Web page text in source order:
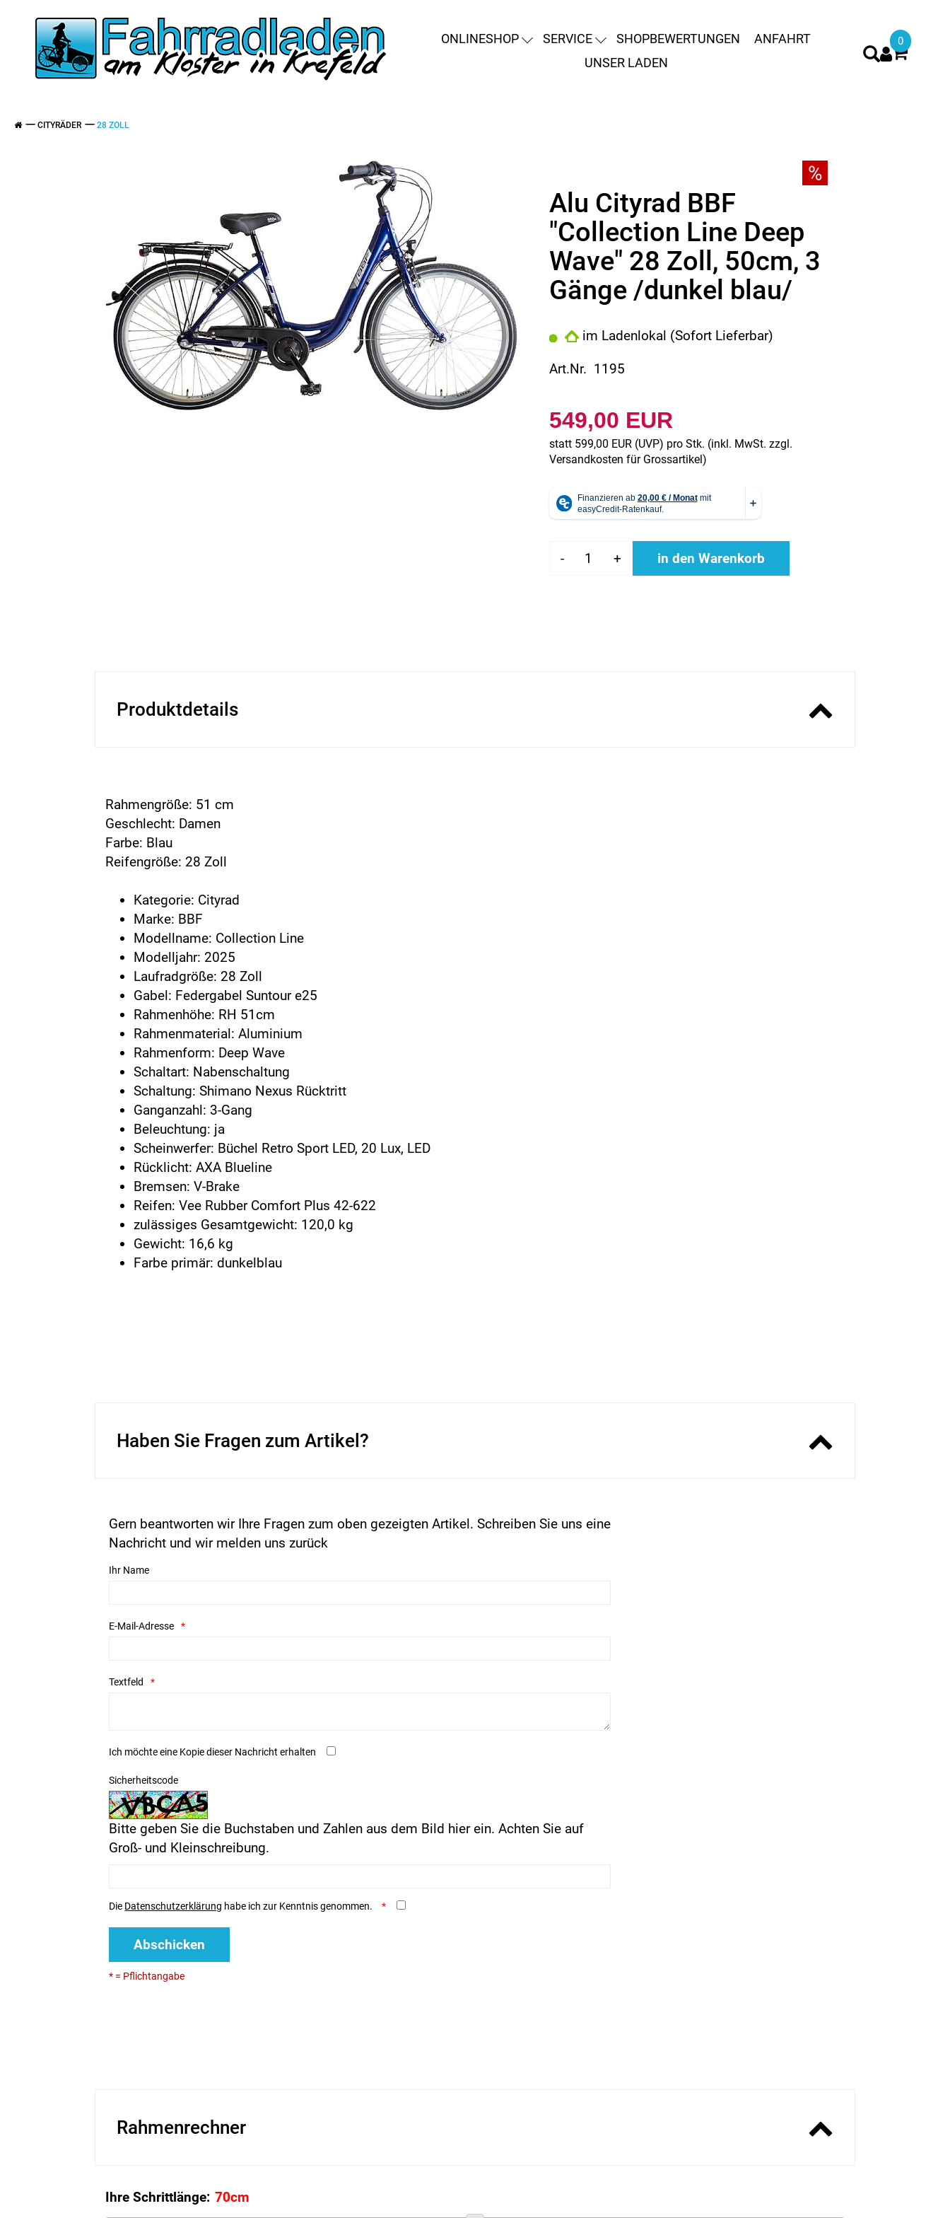
ONLINESHOP SERVICE SHOPBEWERTUNGEN
ANFAHRT
UNSER LADEN
0
CITYRÄDER 28 ZOLL
Alu Cityrad BBF
"Collection Line Deep
Wave" 28 Zoll, 50cm, 3
Gänge /dunkel blau/
im Ladenlokal (Sofort Lieferbar)
Art.Nr. 1195
549,00 EUR
statt 599,00 EUR(UVP) pro Stk. (inkl. MwSt. zzgl.
Versandkosten für Grossartikel)
- + in den Warenkorb
Produktdetails
Rahmengröße: 51 cm
Geschlecht: Damen
Farbe: Blau
Reifengröße: 28 Zoll
Kategorie: Cityrad
Marke: BBF
Modellname: Collection Line
Modelljahr: 2025
Laufradgröße: 28 Zoll
Gabel: Federgabel Suntour e25
Rahmenhöhe: RH 51cm
Rahmenmaterial: Aluminium
Rahmenform: Deep Wave
Schaltart: Nabenschaltung
Schaltung: Shimano Nexus Rücktritt
Ganganzahl: 3-Gang
Beleuchtung: ja
Scheinwerfer: Büchel Retro Sport LED, 20 Lux, LED
Rücklicht: AXA Blueline
Bremsen: V-Brake
Reifen: Vee Rubber Comfort Plus 42-622
zulässiges Gesamtgewicht: 120,0 kg
Gewicht: 16,6 kg
Farbe primär: dunkelblau
Haben Sie Fragen zum Artikel?
Gern beantworten wir Ihre Fragen zum oben gezeigten Artikel. Schreiben Sie uns eine
Nachricht und wir melden uns zurück
Ihr Name
E-Mail-Adresse
Textfeld
Ich möchte eine Kopie dieser Nachricht erhalten
Sicherheitscode
Bitte geben Sie die Buchstaben und Zahlen aus dem Bild hier ein. Achten Sie auf
Groß- und Kleinschreibung.
Die Datenschutzerklärung habe ich zur Kenntnis genommen.
Abschicken
* = Pflichtangabe
Rahmenrechner
Ihre Schrittlänge: